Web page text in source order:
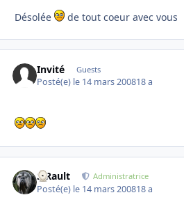
Désolée de tout coeur avec vous
Invité Guests
Posté(e) le 14 mars 200818 a
S.Rault Administratrice
Posté(e) le 14 mars 200818 a